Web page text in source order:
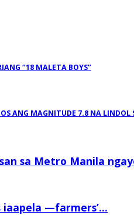
“18 MALETA BOYS”
ANG MAGNITUDE 7.8 NA
sa Metro Manila
—farmers’...